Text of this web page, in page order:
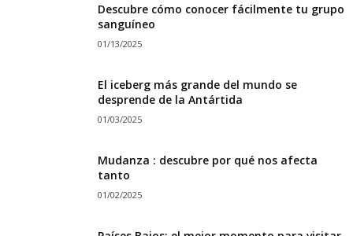
Descubre cómo conocer fácilmente tu grupo
sanguíneo
01/13/2025
El iceberg más grande del mundo se
desprende de la Antártida
01/03/2025
Mudanza : descubre por qué nos afecta
tanto
01/02/2025